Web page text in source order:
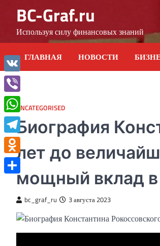
content
BC-Graf.ru
Используя силу финансовых знаний
ГЛАВНАЯ НОВОСТИ
UNCATEGORISED
Биография
лет до
мощный вклад
bc_graf_ru 3 августа 2023
VK
Viber
WhatsApp
Telegram
Odnoklassniki
Отправить